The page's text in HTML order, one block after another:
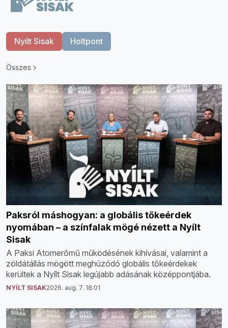
Nyílt Sisak Holtpont
Összes
Paksról máshogyan: a globális tőkeérdek
nyomában – a színfalak mögé nézett a Nyílt
Sisak
A Paksi Atomerőmű működésének kihívásai, valamint a
zöldátállás mögött meghúzódó globális tőkeérdekek
kerültek a Nyílt Sisak legújabb adásának középpontjába.
NYÍLT SISAK2026. aug. 7. 18:01